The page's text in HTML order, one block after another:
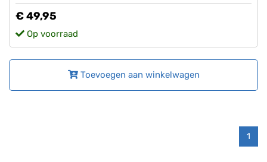
€ 49,95
Op voorraad
Toevoegen aan winkelwagen
1